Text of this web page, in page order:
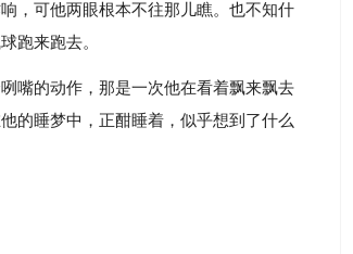
，可他两眼根本不往那儿瞧。也不知什
跑来跑去。
嘴的动作，那是一次他在看着飘来飘去
的睡梦中，正酣睡着，似乎想到了什么